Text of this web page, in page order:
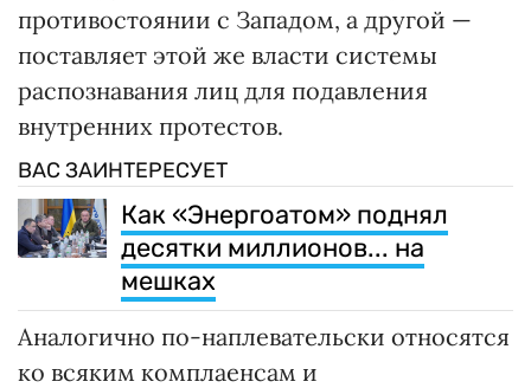
противостоянии с Западом, а другой —
поставляет этой же власти системы
распознавания лиц для подавления
внутренних протестов.
ВАС ЗАИНТЕРЕСУЕТ
Как «Энергоатом» поднял
десятки миллионов... на
мешках
Аналогично по-наплевательски относятся
ко всяким комплаенсам и